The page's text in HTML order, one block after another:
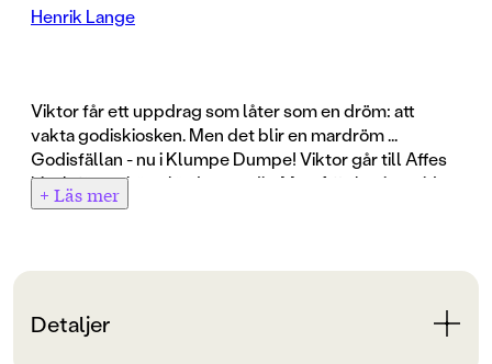
Henrik Lange
Viktor får ett uppdrag som låter som en dröm: att
vakta godiskiosken. Men det blir en mardröm ...
Godisfällan - nu i Klumpe Dumpe! Viktor går till Affes
kiosk för att köpa lördagsgodis. Men Affe har inte tid -
han måste rusa hem för att fånga en tjuv som har stulit
först? Och han smakar, och smakar, och smakar. Viktor
+ Läs mer
Detaljer